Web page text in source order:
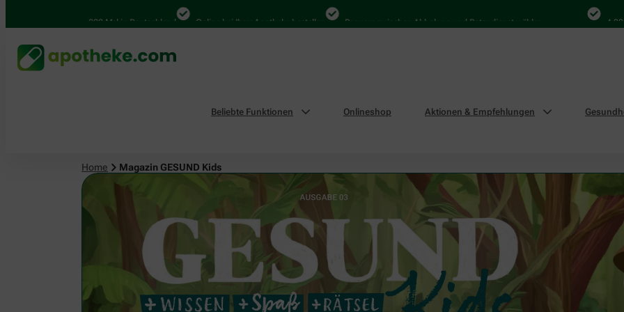
4.000 Mal in Deutschland Online bei Ihrer Apotheke bestellen Bequem zwischen Abholung und Botendienst wählen 4.000 Mal in
Beliebte Funktionen Onlineshop Aktionen & Empfehlungen
Home Magazin GESUND Kids